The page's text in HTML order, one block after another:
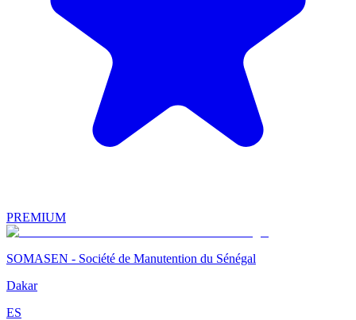
PREMIUM
SOMASEN - Société de Manutention du Sénégal
Dakar
ES